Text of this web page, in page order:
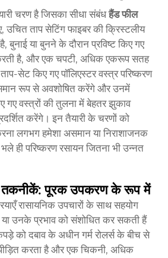
चरण है जिसका सीधा संबंधहैंड फील
उचित ताप सेटिंग फाइबर की क्रिस्टलीय
बुनाई या बुनने के दौरान प्रविष्ट किए गए
है, और एक चपटी, अधिक एकरूप सतह
सेट किए गए पॉलिएस्टर वस्त्र परिष्करण
रूप से अवशोषित करेंगे और उनमें
गए वस्त्रों की तुलना में बेहतर झुकाव
करेंगे। इन तैयारी के चरणों को
लगभग हमेशा असमान या निराशाजनक
भले ही परिष्करण रसायन जितना भी उन्नत
तकनीकें: पूरक उपकरण के रूप में
रासायनिक उपचारों के साथ सहयोग
उनके प्रभाव को संशोधित कर सकती हैं
को दबाव के अधीन गर्म रोलर्स के बीच से
करता है और एक चिकनी, अधिक